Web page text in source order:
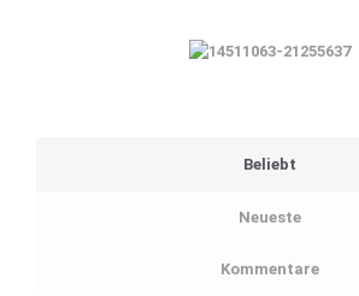
Beliebt
Neueste
Kommentare